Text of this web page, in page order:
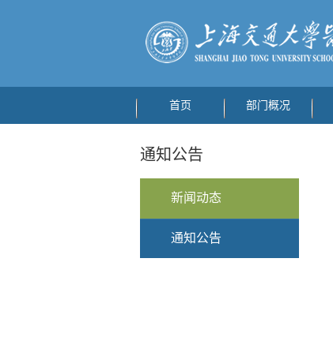
首页 部门概况
通知公告
新闻动态
通知公告